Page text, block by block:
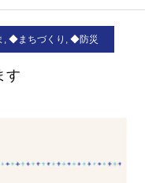
, ◆まちづくり , ◆防災
す